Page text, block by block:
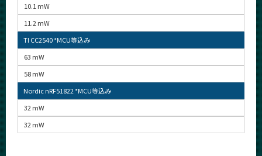
10.1 mW
11.2 mW
TI CC2540 *MCU等込み
63 mW
58 mW
Nordic nRF51822 *MCU等込み
32 mW
32 mW